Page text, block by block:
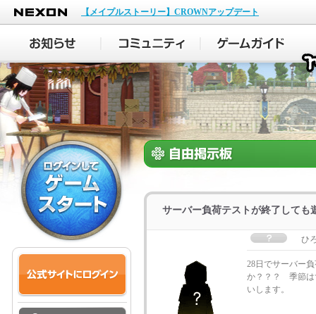
NEXON
【メイプルストーリー】CROWNアップデート
サーバー負荷テストが終了しても
ひ
28日でサーバー
か？？？ 季節は
いします。